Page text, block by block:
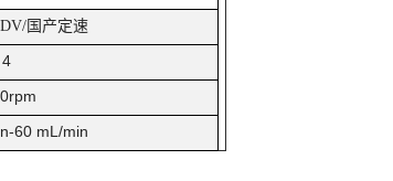
国产定速
4
60 mL/min